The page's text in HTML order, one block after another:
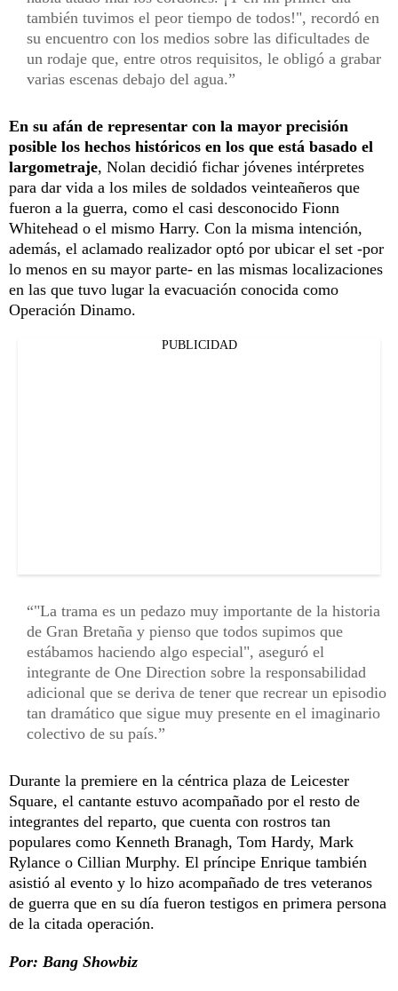
también tuvimos el peor tiempo de todos!", recordó en
su encuentro con los medios sobre las dificultades de
un rodaje que, entre otros requisitos, le obligó a grabar
varias escenas debajo del agua.
En su afán de representar con la mayor precisión
posible los hechos históricos en los que está basado el
largometraje, Nolan decidió fichar jóvenes intérpretes
para dar vida a los miles de soldados veinteañeros que
fueron a la guerra, como el casi desconocido Fionn
Whitehead o el mismo Harry. Con la misma intención,
además, el aclamado realizador optó por ubicar el set -por
lo menos en su mayor parte- en las mismas localizaciones
en las que tuvo lugar la evacuación conocida como
Operación Dinamo.
PUBLICIDAD
"La trama es un pedazo muy importante de la historia
de Gran Bretaña y pienso que todos supimos que
estábamos haciendo algo especial", aseguró el
integrante de One Direction sobre la responsabilidad
adicional que se deriva de tener que recrear un episodio
tan dramático que sigue muy presente en el imaginario
colectivo de su país.
Durante la premiere en la céntrica plaza de Leicester
Square, el cantante estuvo acompañado por el resto de
integrantes del reparto, que cuenta con rostros tan
populares como Kenneth Branagh, Tom Hardy, Mark
Rylance o Cillian Murphy. El príncipe Enrique también
asistió al evento y lo hizo acompañado de tres veteranos
de guerra que en su día fueron testigos en primera persona
de la citada operación.
Por: Bang Showbiz